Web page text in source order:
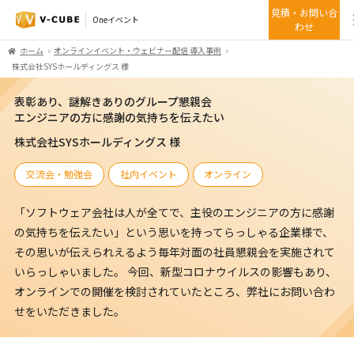
Oneイベント
見積・お問い合
わせ
ホーム
オンラインイベント・ウェビナー配信 導入事例
株式会社SYSホールディングス 様
表彰あり、謎解きありのグループ懇親会
エンジニアの方に感謝の気持ちを伝えたい
株式会社SYSホールディングス 様
交流会・勉強会 社内イベント オンライン
「ソフトウェア会社は人が全てで、主役のエンジニアの方に感謝
の気持ちを伝えたい」という思いを持ってらっしゃる企業様で、
その思いが伝えられえるよう毎年対面の社員懇親会を実施されて
いらっしゃいました。 今回、新型コロナウイルスの影響もあり、
オンラインでの開催を検討されていたところ、弊社にお問い合わ
せをいただきました。